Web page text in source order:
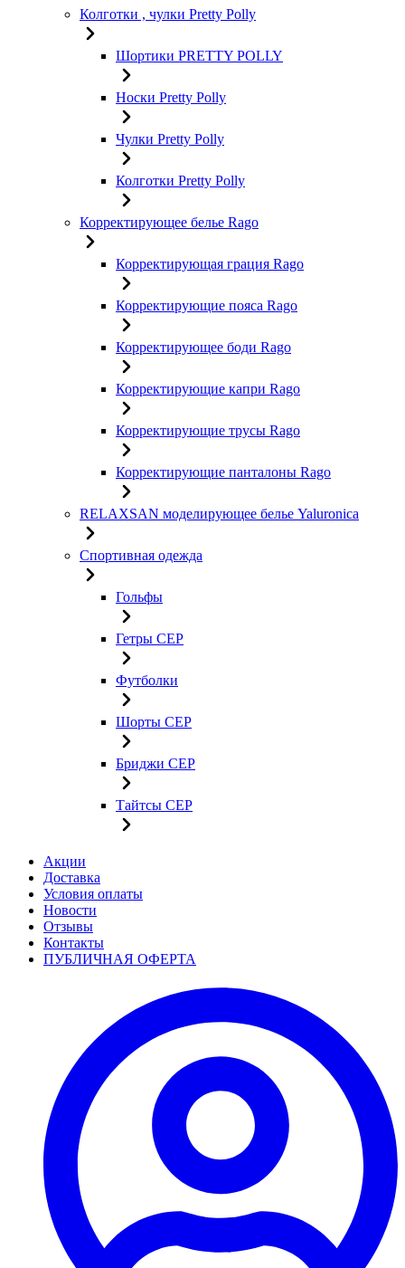
Колготки , чулки Pretty Polly
Шортики PRETTY POLLY
Носки Pretty Polly
Чулки Pretty Polly
Колготки Pretty Polly
Корректирующее белье Rago
Корректирующая грация Rago
Корректирующие пояса Rago
Корректирующее боди Rago
Корректирующие капри Rago
Корректирующие трусы Rago
Корректирующие панталоны Rago
RELAXSAN моделирующее белье Yaluroniсa
Спортивная одежда
Гольфы
Гетры CEP
Футболки
Шорты CEP
Бриджи CEP
Тайтсы CEP
Акции
Доставка
Условия оплаты
Новости
Отзывы
Контакты
ПУБЛИЧНАЯ ОФЕРТА